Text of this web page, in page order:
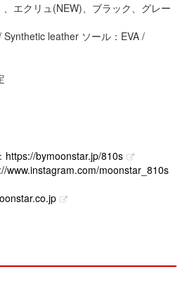
エクリュ(NEW)、ブラック、グレー
leather ソール：EVA /
https://bymoonstar.jp/810s
www.instagram.com/moonstar_810s